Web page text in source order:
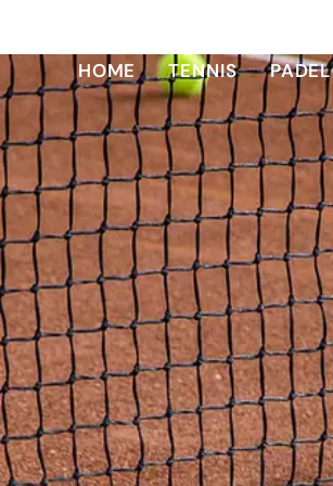
HOME TENNIS PADEL